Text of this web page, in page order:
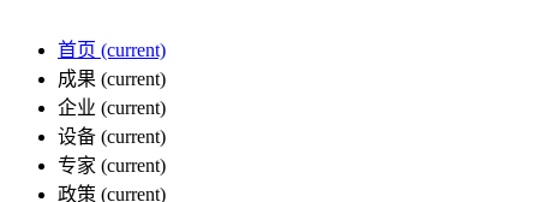
首页 (current)
成果 (current)
企业 (current)
设备 (current)
专家 (current)
政策 (current)